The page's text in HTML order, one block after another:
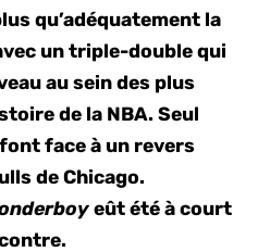
qu’adéquatement la
un triple-double qui
au sein des plus
de la NBA. Seul
face à un revers
de Chicago.
eût été à court